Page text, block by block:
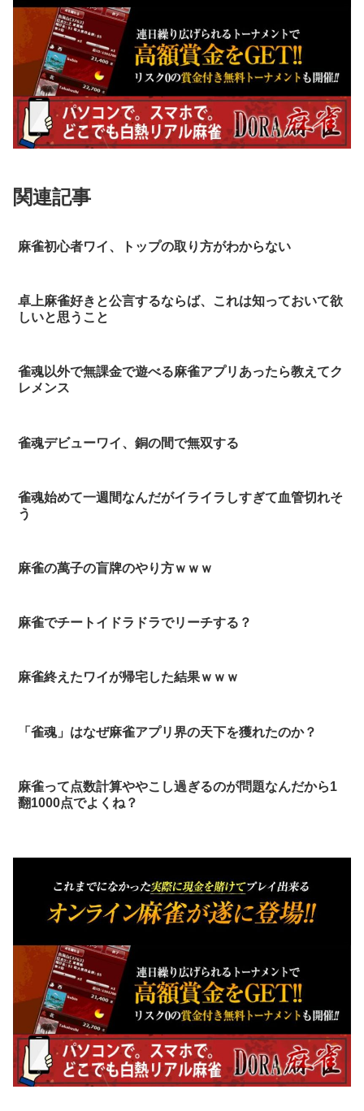
関連記事
麻雀初心者ワイ、トップの取り方がわからない
卓上麻雀好きと公言するならば、これは知っておいて欲
しいと思うこと
雀魂以外で無課金で遊べる麻雀アプリあったら教えてク
レメンス
雀魂デビューワイ、銅の間で無双する
雀魂始めて一週間なんだがイライラしすぎて血管切れそ
う
麻雀の萬子の盲牌のやり方ｗｗｗ
麻雀でチートイドラドラでリーチする？
麻雀終えたワイが帰宅した結果ｗｗｗ
「雀魂」はなぜ麻雀アプリ界の天下を獲れたのか？
麻雀って点数計算ややこし過ぎるのが問題なんだから1
翻1000点でよくね？